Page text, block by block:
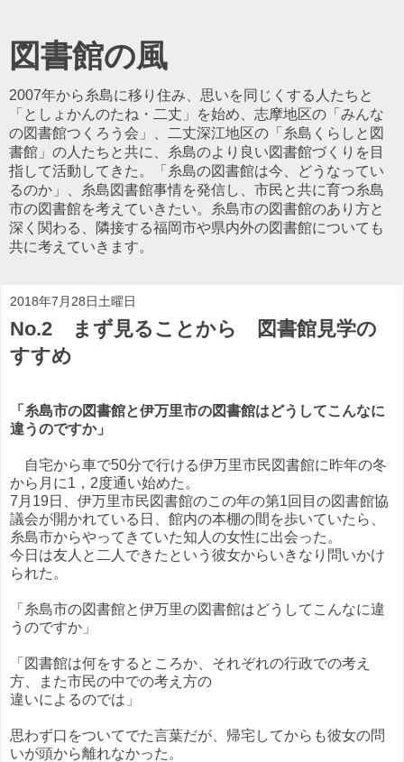
図書館の風
2007年から糸島に移り住み、思いを同じくする人たちと
「としょかんのたね・二丈」を始め、志摩地区の「みんな
の図書館つくろう会」、二丈深江地区の「糸島くらしと図
書館」の人たちと共に、糸島のより良い図書館づくりを目
指して活動してきた。「糸島の図書館は今、どうなってい
るのか」、糸島図書館事情を発信し、市民と共に育つ糸島
市の図書館を考えていきたい。糸島市の図書館のあり方と
深く関わる、隣接する福岡市や県内外の図書館についても
共に考えていきます。
2018年7月28日土曜日
No.2 まず見ることから 図書館見学の
すすめ
「糸島市の図書館と伊万里市の図書館はどうしてこんなに
違うのですか」
自宅から車で50分で行ける伊万里市民図書館に昨年の冬
から月に1，2度通い始めた。
7月19日、伊万里市民図書館のこの年の第1回目の図書館協
議会が開かれている日、館内の本棚の間を歩いていたら、
糸島市からやってきていた知人の女性に出会った。
今日は友人と二人できたという彼女からいきなり問いかけ
られた。
「糸島市の図書館と伊万里の図書館はどうしてこんなに違
うのですか」
「図書館は何をするところか、それぞれの行政での考え
方、また市民の中での考え方の
違いによるのでは」
思わず口をついてでた言葉だが、帰宅してからも彼女の問
いが頭から離れなかった。